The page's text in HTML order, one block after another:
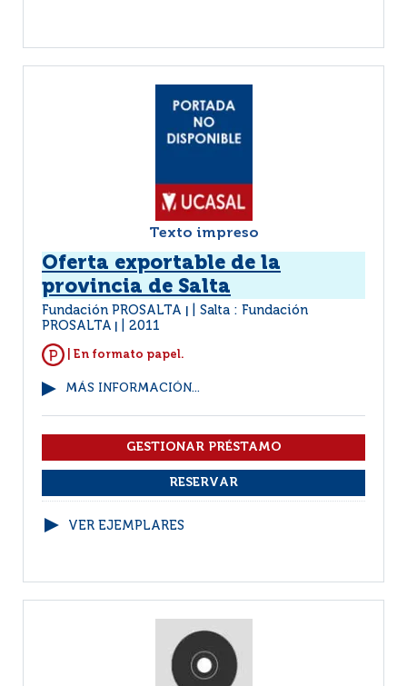
Texto impreso
Oferta exportable de la
provincia de Salta
Fundación PROSALTA
Salta : Fundación
PROSALTA
2011
| En formato papel.
MÁS INFORMACIÓN...
VER EJEMPLARES